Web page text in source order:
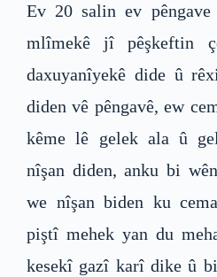
Ev 20 salin ev
mlîmekê jî pêşkeftin
daxuyanîyekê dide û
diden vê pêngavê, ew
kême lê gelek ala û
nîşan diden, anku bi
we nîşan biden ku
piştî mehek yan du
kesekî gazî karî dike û